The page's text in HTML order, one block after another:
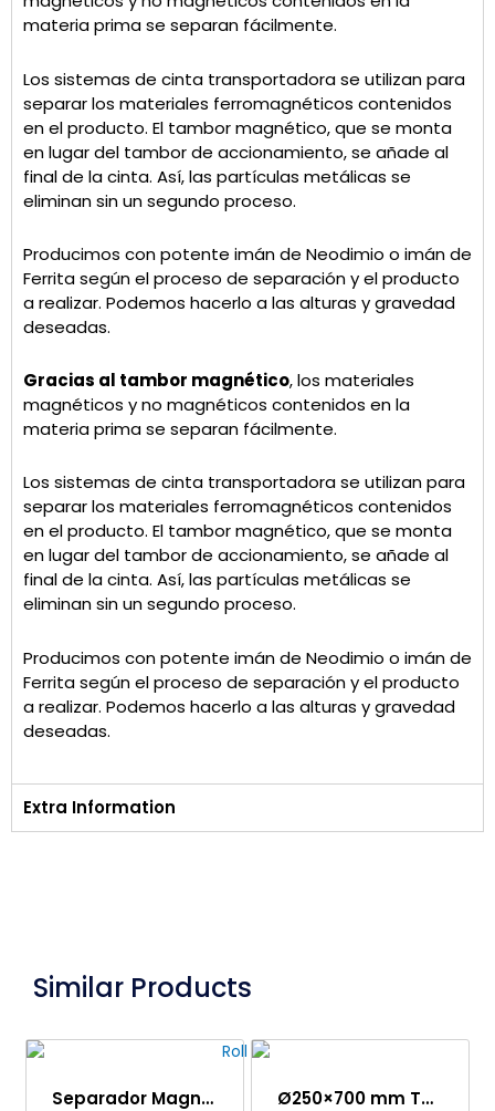
materia prima se separan fácilmente.
Los sistemas de cinta transportadora se utilizan para
separar los materiales ferromagnéticos contenidos
en el producto. El tambor magnético, que se monta
en lugar del tambor de accionamiento, se añade al
final de la cinta. Así, las partículas metálicas se
eliminan sin un segundo proceso.
Producimos con potente imán de Neodimio o imán de
Ferrita según el proceso de separación y el producto
a realizar. Podemos hacerlo a las alturas y gravedad
deseadas.
Gracias al tambor magnético, los materiales
magnéticos y no magnéticos contenidos en la
materia prima se separan fácilmente.
Los sistemas de cinta transportadora se utilizan para
separar los materiales ferromagnéticos contenidos
en el producto. El tambor magnético, que se monta
en lugar del tambor de accionamiento, se añade al
final de la cinta. Así, las partículas metálicas se
eliminan sin un segundo proceso.
Producimos con potente imán de Neodimio o imán de
Ferrita según el proceso de separación y el producto
a realizar. Podemos hacerlo a las alturas y gravedad
deseadas.
Extra Information
Similar Products
Separador Magnético de Rodillo Ø250×700 mm Tambor Magnético Completo – Acero Inoxidable Completo – Resistente a la Corrosión